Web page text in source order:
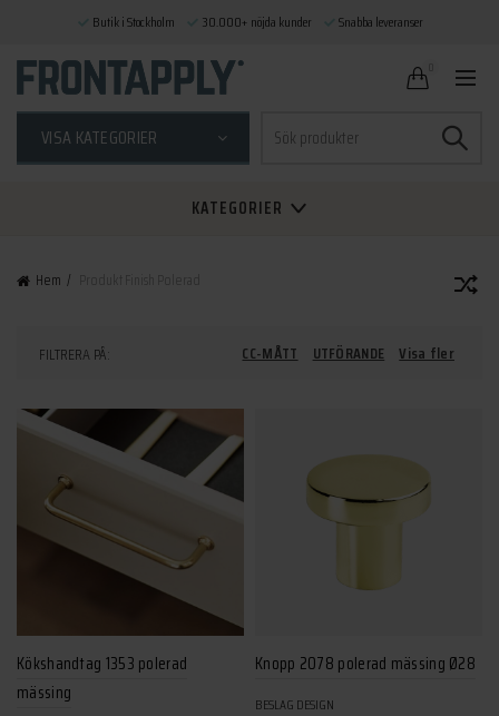
VISA KATEGORIER
efter:
KATEGORIER
Hem
FILTRERA PÅ: CC-MÅTT UTFÖRANDE Visa fler
Kökshandtag 1353 polerad
mässing
Knopp 2078 polerad mässing Ø28
BESLAG DESIGN
Butik i Stockholm 30.000+ nöjda kunder Snabba leveranser